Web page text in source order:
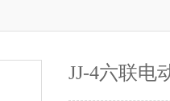
JJ-4六联电